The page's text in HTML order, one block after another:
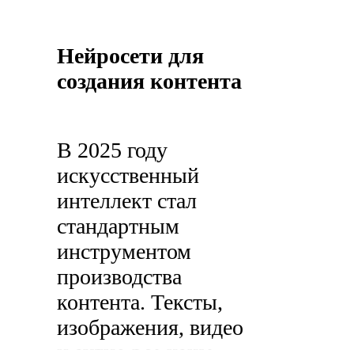
Нейросети для
создания контента
В 2025 году
искусственный
интеллект стал
стандартным
инструментом
производства
контента. Тексты,
изображения, видео